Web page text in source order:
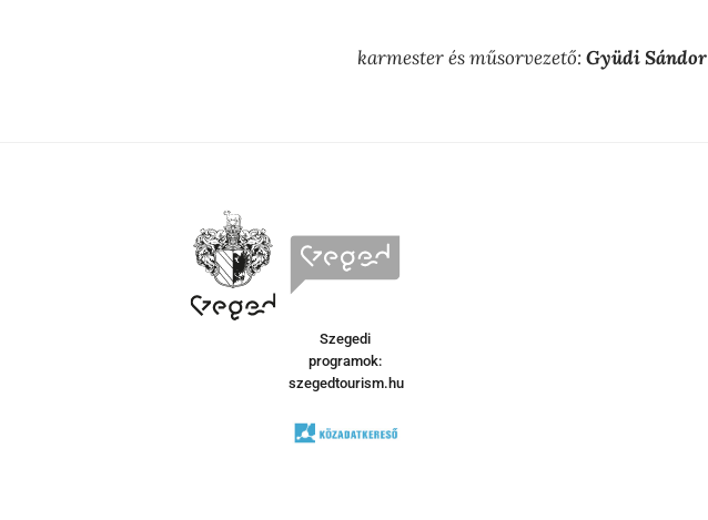
karmester és műsorvezető:Gyüdi Sándor
Szegedi
programok:
szegedtourism.hu